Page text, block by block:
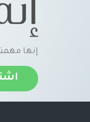
إنها